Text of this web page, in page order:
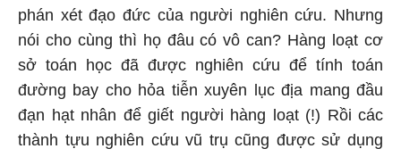
phán xét đạo đức của người nghiên cứu. Nhưng
nói cho cùng thì họ đâu có vô can? Hàng loạt cơ
sở toán học đã được nghiên cứu để tính toán
đường bay cho hỏa tiễn xuyên lục địa mang đầu
đạn hạt nhân để giết người hàng loạt (!) Rồi các
thành tựu nghiên cứu vũ trụ cũng được sử dụng